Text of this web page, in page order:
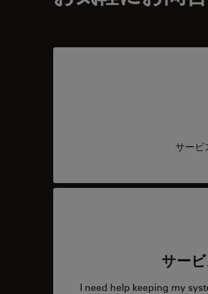
サービ
サー
I need help keeping my